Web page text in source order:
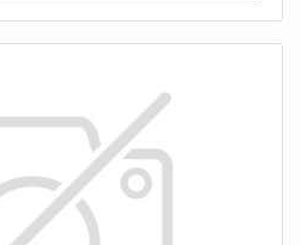
06/2009: à propos de
102, FGA-202, DIB-102"A
Des aides audio intéressantes
là."Tools4music 02/2010:
convainc par son petit prix et
La courbe de fréquences est